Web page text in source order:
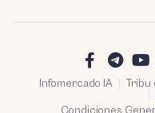
Infomercado IA Tribu